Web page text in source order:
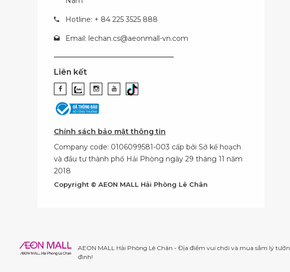
Hotline: + 84 225 3525 888
Email: lechan.cs@aeonmall-vn.com
Liên kết
Chính sách bảo mật thông tin
Company code: 0106099581-003 cấp bởi Sở kế hoạch
và đầu tư thành phố Hải Phòng ngày 29 tháng 11 năm
2018
Copyright © AEON MALL Hải Phòng Lê Chân
AEON MALL Hải Phòng Lê Chân - Địa điểm vui chơi và mua sắm lý
đình!